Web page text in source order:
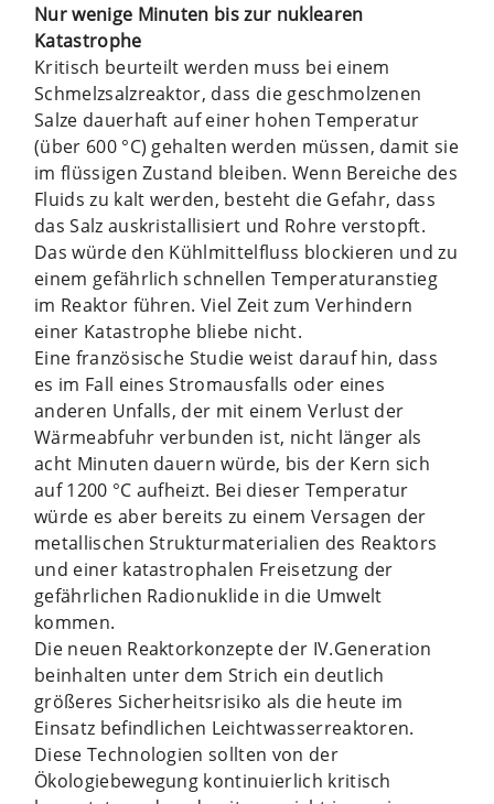
Nur wenige Minuten bis zur nuklearen
Katastrophe
Kritisch beurteilt werden muss bei einem
Schmelzsalzreaktor, dass die geschmolzenen
Salze dauerhaft auf einer hohen Temperatur
(über 600 °C) gehalten werden müssen, damit sie
im flüssigen Zustand bleiben. Wenn Bereiche des
Fluids zu kalt werden, besteht die Gefahr, dass
das Salz auskristallisiert und Rohre verstopft.
Das würde den Kühlmittelfluss blockieren und zu
einem gefährlich schnellen Temperaturanstieg
im Reaktor führen. Viel Zeit zum Verhindern
einer Katastrophe bliebe nicht.
Eine französische Studie weist darauf hin, dass
es im Fall eines Stromausfalls oder eines
anderen Unfalls, der mit einem Verlust der
Wärmeabfuhr verbunden ist, nicht länger als
acht Minuten dauern würde, bis der Kern sich
auf 1200 °C aufheizt. Bei dieser Temperatur
würde es aber bereits zu einem Versagen der
metallischen Strukturmaterialien des Reaktors
und einer katastrophalen Freisetzung der
gefährlichen Radionuklide in die Umwelt
kommen.
Die neuen Reaktorkonzepte der IV.Generation
beinhalten unter dem Strich ein deutlich
größeres Sicherheitsrisiko als die heute im
Einsatz befindlichen Leichtwasserreaktoren.
Diese Technologien sollten von der
Ökologiebewegung kontinuierlich kritisch